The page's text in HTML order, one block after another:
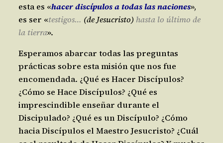
esta es «hacer discípulos a todas las naciones»,
es ser «testigos… (de Jesucristo) hasta lo último de
la tierra».
Esperamos abarcar todas las preguntas
prácticas sobre esta misión que nos fue
encomendada. ¿Qué es Hacer Discípulos?
¿Cómo se Hace Discípulos? ¿Qué es
imprescindible enseñar durante el
Discipulado? ¿Qué es un Discípulo? ¿Cómo
hacia Discípulos el Maestro Jesucristo? ¿Cuál